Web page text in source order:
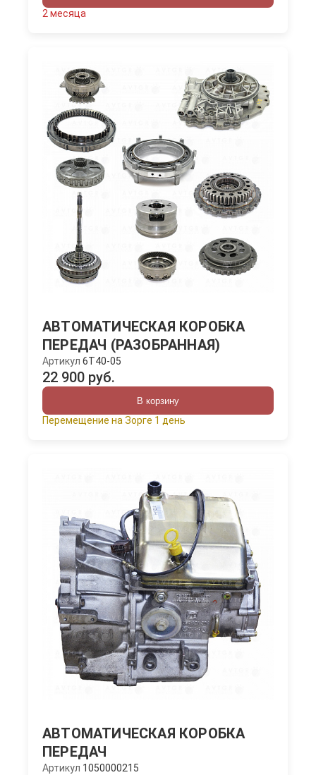
2 месяца
АВТОМАТИЧЕСКАЯ КОРОБКА
ПЕРЕДАЧ (РАЗОБРАННАЯ)
Артикул 6T40-05
22 900 руб.
В корзину
Перемещение на Зорге 1 день
АВТОМАТИЧЕСКАЯ КОРОБКА
ПЕРЕДАЧ
Артикул 1050000215